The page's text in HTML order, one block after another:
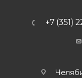
+7 (351)